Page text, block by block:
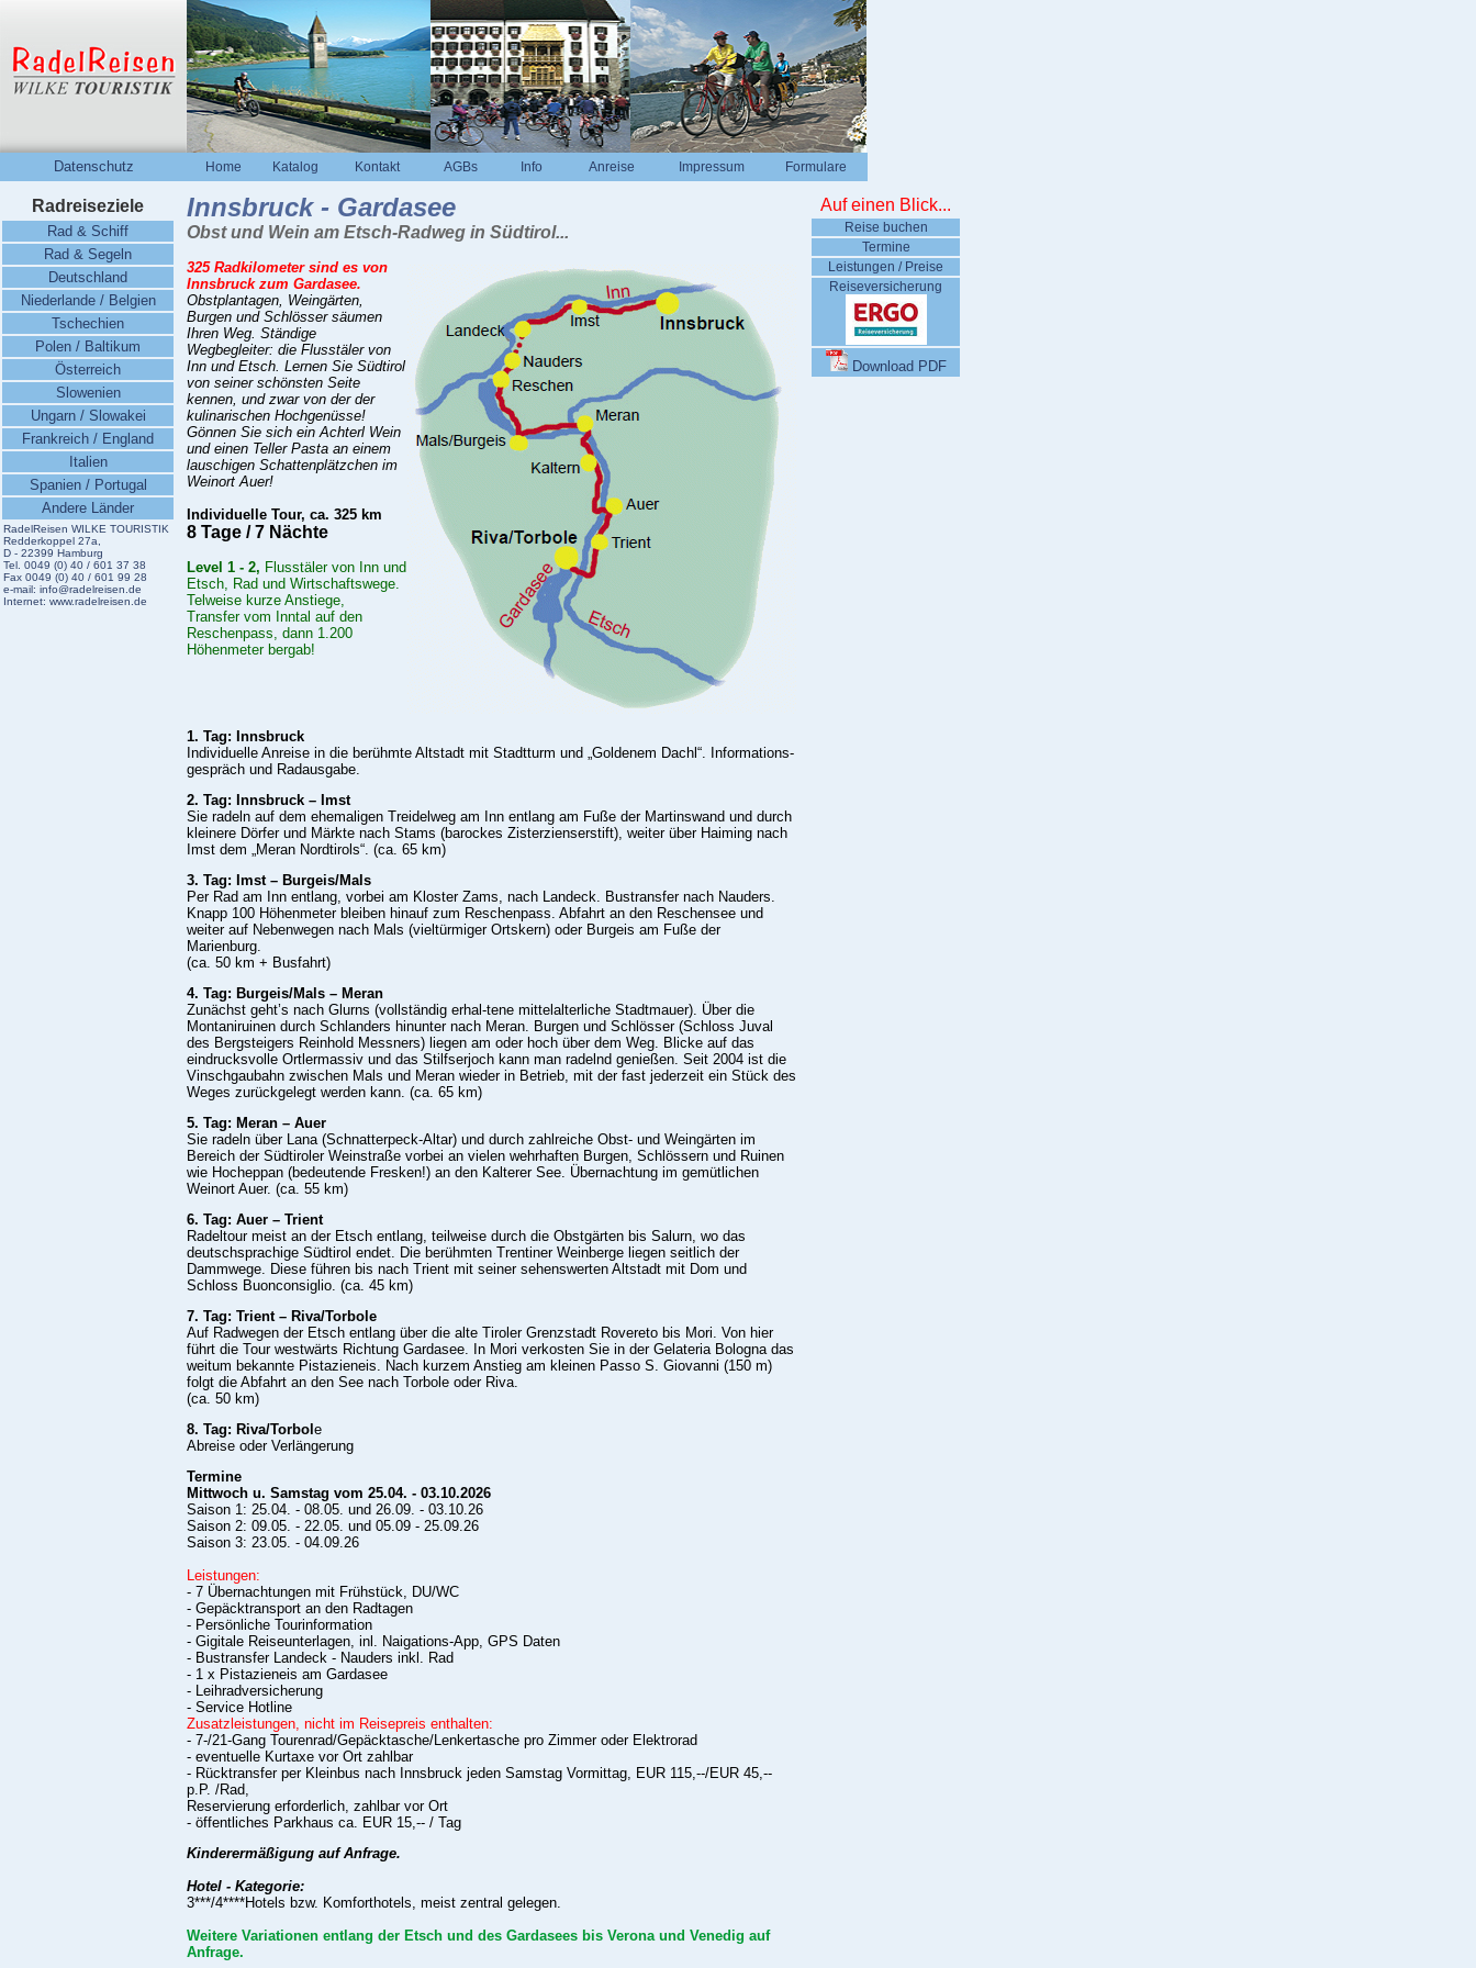
Datenschutz Home Katalog Kontakt AGBs Info Anreise Impressum Formulare
Radreiseziele
Rad & Schiff
Rad & Segeln
Deutschland
Niederlande / Belgien
Tschechien
Polen / Baltikum
Österreich
Slowenien
Ungarn / Slowakei
Frankreich / England
Italien
Spanien / Portugal
Andere Länder
RadelReisen WILKE TOURISTIK
Redderkoppel 27a,
D - 22399 Hamburg
Tel. 0049 (0) 40 / 601 37 38
Fax 0049 (0) 40 / 601 99 28
e-mail: info@radelreisen.de
Internet: www.radelreisen.de
Innsbruck - Gardasee
Obst und Wein am Etsch-Radweg in Südtirol...
325 Radkilometer sind es von
Innsbruck zum Gardasee.
Obstplantagen, Weingärten,
Burgen und Schlösser säumen
Ihren Weg. Ständige
Wegbegleiter: die Flusstäler von
Inn und Etsch. Lernen Sie Südtirol
von seiner schönsten Seite
kennen, und zwar von der der
kulinarischen Hochgenüsse!
Gönnen Sie sich ein Achterl Wein
und einen Teller Pasta an einem
lauschigen Schattenplätzchen im
Weinort Auer!
ndividuelle Tour, ca. 325 km
8 Tage / 7 Nächte
Level 1 - 2, Flusstäler von Inn und
Etsch, Rad und Wirtschaftswege.
Telweise kurze Anstiege,
Transfer vom Inntal auf den
Reschenpass, dann 1.200
Höhenmeter bergab!
1. Tag: Innsbruck
Individuelle Anreise in die berühmte Altstadt mit Stadtturm und „Goldenem Dachl“. Informations-
gespräch und Radausgabe.
2. Tag: Innsbruck – Imst
Sie radeln auf dem ehemaligen Treidelweg am Inn entlang am Fuße der Martinswand und durch
kleinere Dörfer und Märkte nach Stams (barockes Zisterzienserstift), weiter über Haiming nach
Imst dem „Meran Nordtirols“. (ca. 65 km)
3. Tag: Imst – Burgeis/Mals
Per Rad am Inn entlang, vorbei am Kloster Zams, nach Landeck. Bustransfer nach Nauders.
Knapp 100 Höhenmeter bleiben hinauf zum Reschenpass. Abfahrt an den Reschensee und
weiter auf Nebenwegen nach Mals (vieltürmiger Ortskern) oder Burgeis am Fuße der
Marienburg.
(ca. 50 km + Busfahrt)
4. Tag: Burgeis/Mals – Meran
Zunächst geht’s nach Glurns (vollständig erhal-tene mittelalterliche Stadtmauer). Über die
Montaniruinen durch Schlanders hinunter nach Meran. Burgen und Schlösser (Schloss Juval
des Bergsteigers Reinhold Messners) liegen am oder hoch über dem Weg. Blicke auf das
eindrucksvolle Ortlermassiv und das Stilfserjoch kann man radelnd genießen. Seit 2004 ist die
Vinschgaubahn zwischen Mals und Meran wieder in Betrieb, mit der fast jederzeit ein Stück des
Weges zurückgelegt werden kann. (ca. 65 km)
5. Tag: Meran – Auer
Sie radeln über Lana (Schnatterpeck-Altar) und durch zahlreiche Obst- und Weingärten im
Bereich der Südtiroler Weinstraße vorbei an vielen wehrhaften Burgen, Schlössern und Ruinen
wie Hocheppan (bedeutende Fresken!) an den Kalterer See. Übernachtung im gemütlichen
Weinort Auer. (ca. 55 km)
6. Tag: Auer – Trient
Radeltour meist an der Etsch entlang, teilweise durch die Obstgärten bis Salurn, wo das
deutschsprachige Südtirol endet. Die berühmten Trentiner Weinberge liegen seitlich der
Dammwege. Diese führen bis nach Trient mit seiner sehenswerten Altstadt mit Dom und
Schloss Buonconsiglio. (ca. 45 km)
7. Tag: Trient – Riva/Torbole
Auf Radwegen der Etsch entlang über die alte Tiroler Grenzstadt Rovereto bis Mori. Von hier
führt die Tour westwärts Richtung Gardasee. In Mori verkosten Sie in der Gelateria Bologna das
weitum bekannte Pistazieneis. Nach kurzem Anstieg am kleinen Passo S. Giovanni (150 m)
folgt die Abfahrt an den See nach Torbole oder Riva.
(ca. 50 km)
8. Tag: Riva/Torbol e
Abreise oder Verlängerung
Termine
Mittwoch u. Samstag vom 25.04. - 03.10.2026
Saison 1: 25.04. - 08.05. und 26.09. - 03.10.26
Saison 2: 09.05. - 22.05. und 05.09 - 25.09.26
Saison 3: 23.05. - 04.09.26
Leistungen:
- 7 Übernachtungen mit Frühstück, DU/WC
- Gepäcktransport an den Radtagen
- Persönliche Tourinformation
- Gigitale Reiseunterlagen, inl. Naigations-App, GPS Daten
- Bustransfer Landeck - Nauders inkl. Rad
- 1 x Pistazieneis am Gardasee
- Leihradversicherung
- Service Hotline
Zusatzleistungen, nicht im Reisepreis enthalten:
- 7-/21-Gang Tourenrad/Gepäcktasche/Lenkertasche pro Zimmer oder Elektrorad
- eventuelle Kurtaxe vor Ort zahlbar
- Rücktransfer per Kleinbus nach Innsbruck jeden Samstag Vormittag, EUR 115,--/EUR 45,--
p.P. /Rad,
Reservierung erforderlich, zahlbar vor Ort
- öffentliches Parkhaus ca. EUR 15,-- / Tag
Kinderermäßigung auf Anfrage.
Hotel - Kategorie:
3***/4****Hotels bzw. Komforthotels, meist zentral gelegen.
Weitere Variationen entlang der Etsch und des Gardasees bis Verona und Venedig auf
Anfrage.
Auf einen Blick...
Reise buchen
Termine
Leistungen / Preise
Reiseversicherung
Download PDF